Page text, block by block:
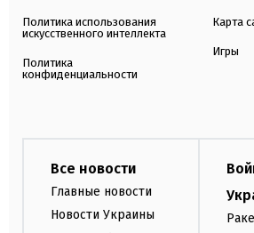
Политика использования
искусственного интеллекта
Политика
конфиденциальности
Карта
Игры
Все новости
Главные новости
Новости Украины